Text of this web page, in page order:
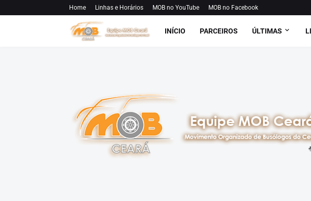
Home Linhas e Horários MOB no YouTube MOB no Facebook
INÍCIO PARCEIROS ÚLTIMAS